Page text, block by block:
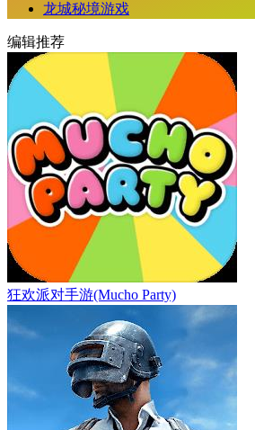
龙城秘境游戏
编辑推荐
狂欢派对手游(Mucho Party)